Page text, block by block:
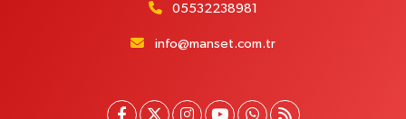
05532238981
info@manset.com.tr